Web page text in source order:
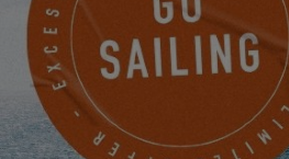
EXCESS 11